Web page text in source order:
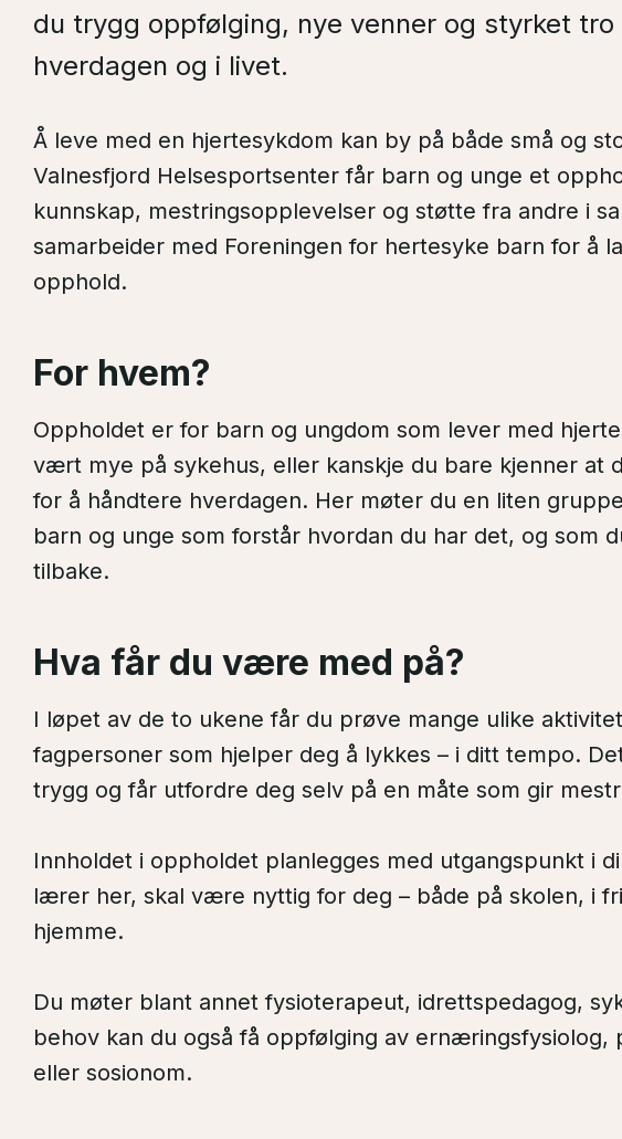
du trygg oppfølging, nye venner og styrket tro
hverdagen og i livet.
Å leve med en hjertesykdom kan by på både små og
Valnesfjord Helsesportsenter får barn og unge et
kunnskap, mestringsopplevelser og støtte fra andre i
samarbeider med Foreningen for hertesyke barn for å
opphold.
For hvem?
Oppholdet er for barn og ungdom som lever med
vært mye på sykehus, eller kanskje du bare kjenner at
for å håndtere hverdagen. Her møter du en liten
barn og unge som forstår hvordan du har det, og som
tilbake.
Hva får du være med på?
I løpet av de to ukene får du prøve mange ulike
fagpersoner som hjelper deg å lykkes – i ditt tempo.
trygg og får utfordre deg selv på en måte som gir
Innholdet i oppholdet planlegges med utgangspunkt i
lærer her, skal være nyttig for deg – både på skolen, i
hjemme.
Du møter blant annet fysioterapeut, idrettspedagog,
behov kan du også få oppfølging av ernæringsfysiolog,
eller sosionom.